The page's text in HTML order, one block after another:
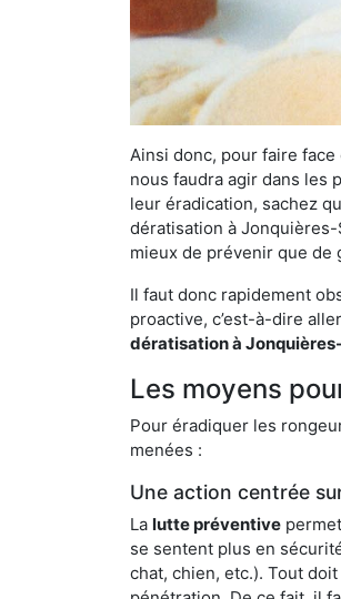
Ainsi donc, pour faire
nous faudra agir dans les
leur éradication, sachez
dératisation à
mieux de prévenir que
Il faut donc rapidement
proactive, c’est-à-dire
dératisation à
Les moyens
Pour éradiquer les
menées :
Une action centrée
La lutte préventive
se sentent plus en
chat, chien, etc.). Tout